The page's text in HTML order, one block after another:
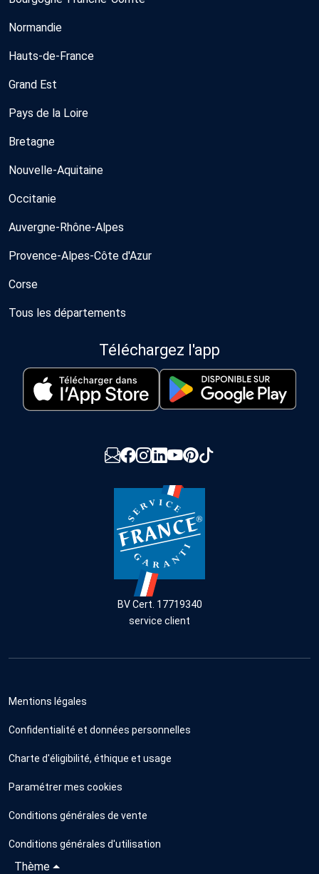
Normandie
Hauts-de-France
Grand Est
Pays de la Loire
Bretagne
Nouvelle-Aquitaine
Occitanie
Auvergne-Rhône-Alpes
Provence-Alpes-Côte d'Azur
Corse
Tous les départements
Téléchargez l'app
BV Cert. 17719340
service client
Mentions légales
Confidentialité et données personnelles
Charte d'éligibilité, éthique et usage
Paramétrer mes cookies
Conditions générales de vente
Conditions générales d'utilisation
Thème